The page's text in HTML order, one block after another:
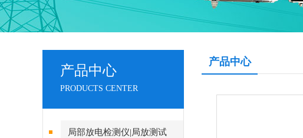
产品中心
PRODUCTS CENTER
局部放电检测仪|局放测试
产品中心